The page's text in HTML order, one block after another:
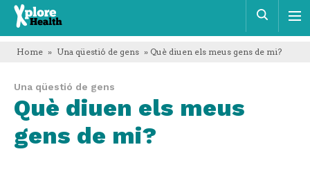
Xplore
Health
Home » Una qüestió de gens » Què diuen els meus gens de mi?
Una qüestió de gens
Què diuen els meus
gens de mi?